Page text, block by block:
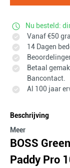
Nu besteld:
Vanaf €50
14 Dagen
Betaal
Bancontact.
Al 100 jaar
Beschrijving
Meer
BOSS
Paddy Pro